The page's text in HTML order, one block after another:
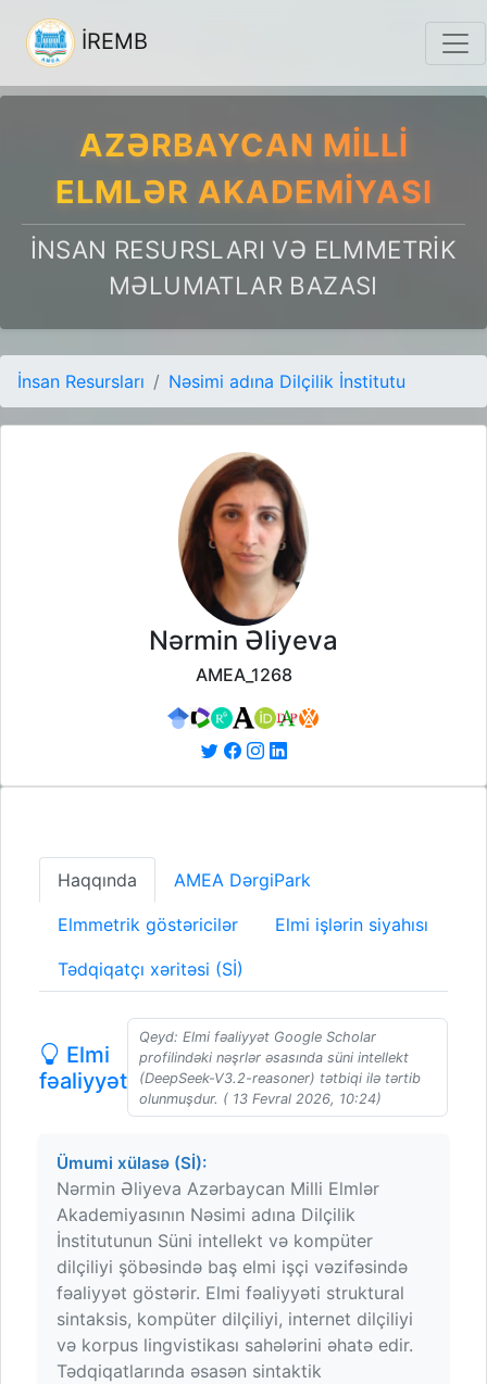
İREMB
AZƏRBAYCAN MILLI
ELMLƏR AKADEMIYASI
İNSAN RESURSLARI VƏ ELMMETRIK
MƏLUMATLAR BAZASI
İnsan Resursları Nəsimi adına Dilçilik İnstitutu
Nərmin Əliyeva
AMEA_1268
Haqqında AMEA DərgiPark
Elmmetrik göstəricilər Elmi işlərin siyahısı
Tədqiqatçı xəritəsi (Sİ)
Elmi
fəaliyyət
Qeyd: Elmi fəaliyyət Google Scholar
profilindəki nəşrlər əsasında süni intellekt
(DeepSeek-V3.2-reasoner) tətbiqi ilə tərtib
olunmuşdur. ( 13 Fevral 2026, 10:24)
Ümumi xülasə (Sİ):
Nərmin Əliyeva Azərbaycan Milli Elmlər
Akademiyasının Nəsimi adına Dilçilik
İnstitutunun Süni intellekt və kompüter
dilçiliyi şöbəsində baş elmi işçi vəzifəsində
fəaliyyət göstərir. Elmi fəaliyyəti struktural
sintaksis, kompüter dilçiliyi, internet dilçiliyi
və korpus lingvistikası sahələrini əhatə edir.
Tədqiqatlarında əsasən sintaktik